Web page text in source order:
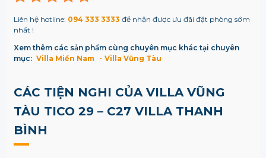
Liên hệ hotline: 094 333 3333 để nhận được ưu đãi đặt phòng sớm
nhất !
Xem thêm các sản phẩm cùng chuyên mục khác tại chuyên
mục: Villa Miền Nam Villa Vũng Tàu
CÁC TIỆN NGHI CỦA VILLA VŨNG
TÀU TICO 29 – C27 VILLA THANH
BÌNH